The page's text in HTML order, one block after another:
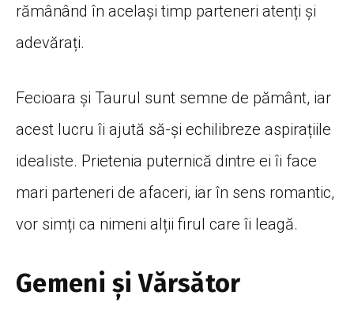
rămânând în același timp parteneri atenți și
adevărați.
Fecioara și Taurul sunt semne de pământ, iar
acest lucru îi ajută să-și echilibreze aspirațiile
idealiste. Prietenia puternică dintre ei îi face
mari parteneri de afaceri, iar în sens romantic,
vor simți ca nimeni alții firul care îi leagă.
Gemeni şi Vărsător